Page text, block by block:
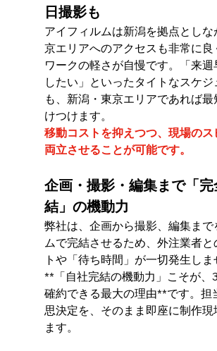
日撮影も
アイフィルムは新潟を拠点としな
京エリアへのアクセスも非常に良
ワークの軽さが自慢です。「来
したい」といったタイトなスケ
も、新潟・東京エリアであれば
けつけます。
移動コストを抑えつつ、現場のス
両立させることが可能です。
企画・撮影・編集まで「
結」の機動力
弊社は、企画から撮影、編集まで
ムで完結させるため、外注業者と
トや「待ち時間」が一切発生し
**「自社完結の機動力」こそが、
確約できる最大の理由**です。担
思決定を、そのまま即座に制作現
ます。